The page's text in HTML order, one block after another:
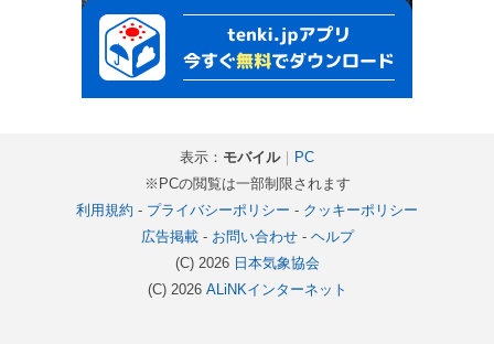
表示： モバイル｜ PC
※PCの閲覧は一部制限されます
利用規約 - プライバシーポリシー - クッキーポリシー
広告掲載- お問い合わせ- ヘルプ
(C) 2026 日本気象協会
(C) 2026 ALiNKインターネット